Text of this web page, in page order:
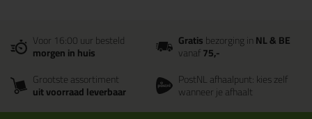
Voor 16:00 uur besteld
morgen in huis
Gratisbezorging inNL & BE
vanaf75,-
Grootste assortiment
uit voorraad leverbaar
PostNL afhaalpunt: kies zelf
wanneer je afhaalt